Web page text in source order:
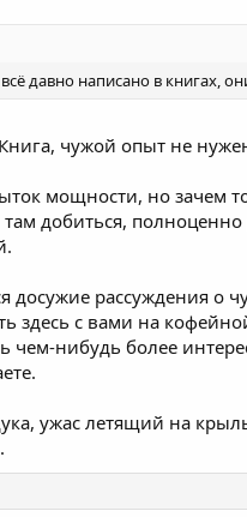
давно написано в книгах,
чужой опыт не
мощности, но
добиться,
рассуждения о
здесь с вами на
чем-нибудь более
ужас летящий на